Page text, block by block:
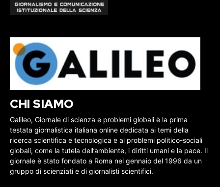
CHI SIAMO
Galileo, Giornale di scienza e problemi globali è la prima
testata giornalistica italiana online dedicata ai temi della
ricerca scientifica e tecnologica e ai problemi politico-sociali
globali, come la tutela dell’ambiente, i diritti umani e la pace. Il
giornale è stato fondato a Roma nel gennaio del 1996 da un
gruppo di scienziati e di giornalisti scientifici.